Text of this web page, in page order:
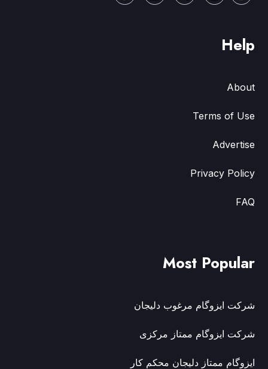
Help
About
Terms of Use
Advertise
Privacy Policy
FAQ
Most Popular
شرکت ایزوگام مرغوب دلیجان
شرکت ایزوگام ممتاز مرکزی
ایزوگام ممتاز دلیجان محکم کار